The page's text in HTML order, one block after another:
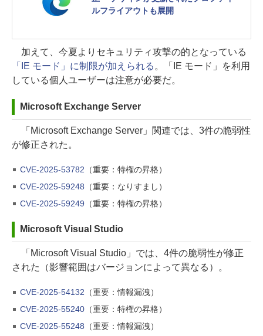
ルフライアウトも展開
加えて、今夏よりセキュリティ攻撃の的となっている
「IE モード」に制限が加えられる 。「IE モード」を利用
している個人ユーザーは注意が必要だ。
Microsoft Exchange Server
「Microsoft Exchange Server」関連では、3件の脆弱性
が修正された。
CVE-2025-53782 （重要：特権の昇格）
CVE-2025-59248 （重要：なりすまし）
CVE-2025-59249 （重要：特権の昇格）
Microsoft Visual Studio
「Microsoft Visual Studio」では、4件の脆弱性が修正
された（影響範囲はバージョンによって異なる）。
CVE-2025-54132 （重要：情報漏洩）
CVE-2025-55240（重要：特権の昇格）
CVE-2025-55248 （重要：情報漏洩）